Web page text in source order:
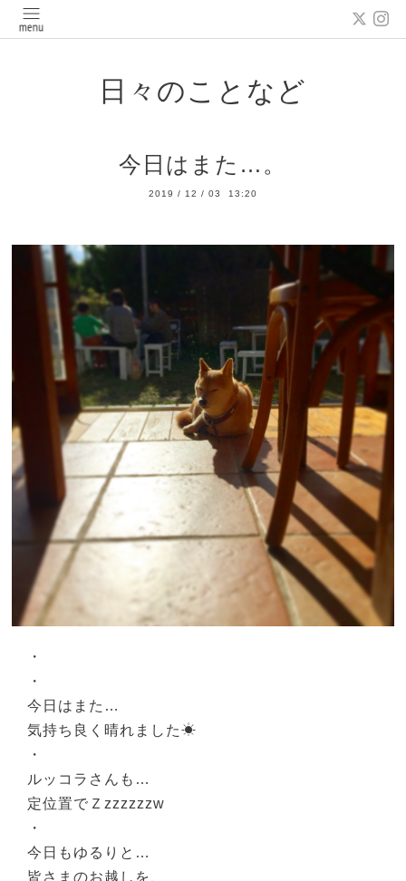
日々のことなど
今日はまた…。
2019 / 12 / 03 13:20
・
・
今日はまた…
気持ち良く晴れました☀︎
・
ルッコラさんも…
定位置でＺzzzzzzw
・
今日もゆるりと…
皆さまのお越しを、